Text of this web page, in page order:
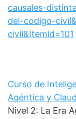
causales-
del-codigo-
civil&Itemid=101
Curso de
Agéntica y
Nivel 2: La Era